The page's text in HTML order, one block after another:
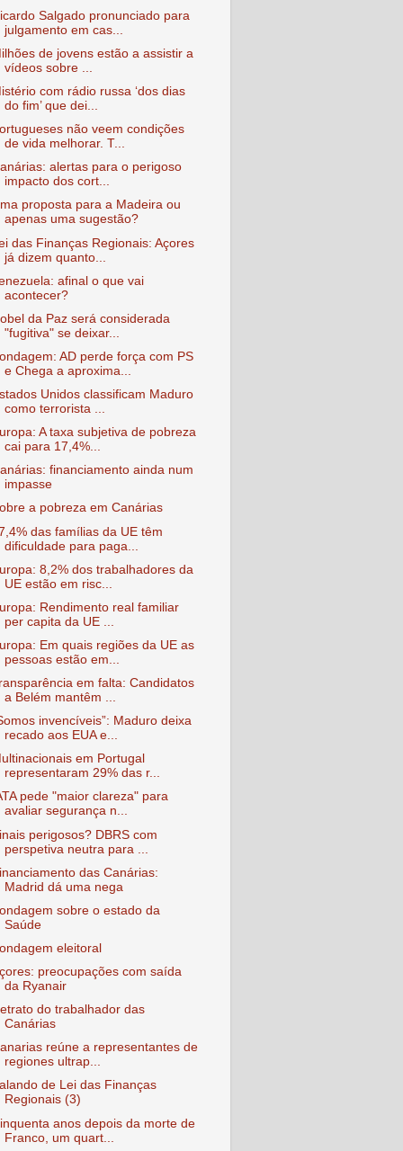
Salgado pronunciado para
julgamento em cas...
de jovens estão a assistir a
vídeos sobre ...
com rádio russa ‘dos dias
do fim’ que dei...
não veem condições
de vida melhorar. T...
alertas para o perigoso
impacto dos cort...
proposta para a Madeira ou
apenas uma sugestão?
das Finanças Regionais: Açores
já dizem quanto...
afinal o que vai
acontecer?
da Paz será considerada
"fugitiva" se deixar...
AD perde força com PS
e Chega a aproxima...
Unidos classificam Maduro
como terrorista ...
A taxa subjetiva de pobreza
cai para 17,4%...
financiamento ainda num
impasse
a pobreza em Canárias
das famílias da UE têm
dificuldade para paga...
8,2% dos trabalhadores da
UE estão em risc...
Rendimento real familiar
per capita da UE ...
Em quais regiões da UE as
pessoas estão em...
em falta: Candidatos
a Belém mantêm ...
invencíveis”: Maduro deixa
recado aos EUA e...
em Portugal
representaram 29% das r...
pede "maior clareza" para
avaliar segurança n...
perigosos? DBRS com
perspetiva neutra para ...
das Canárias:
Madrid dá uma nega
sobre o estado da
Saúde
eleitoral
preocupações com saída
da Ryanair
do trabalhador das
Canárias
reúne a representantes de
regiones ultrap...
de Lei das Finanças
Regionais (3)
anos depois da morte de
Franco, um quart...